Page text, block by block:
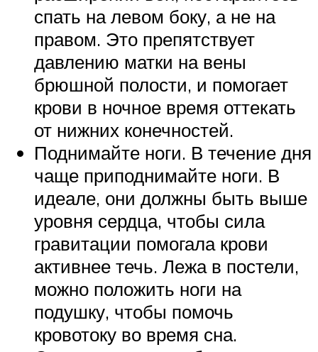
спать на левом боку, а не на
правом. Это препятствует
давлению матки на вены
брюшной полости, и помогает
крови в ночное время оттекать
от нижних конечностей.
Поднимайте ноги. В течение дня
чаще приподнимайте ноги. В
идеале, они должны быть выше
уровня сердца, чтобы сила
гравитации помогала крови
активнее течь. Лежа в постели,
можно положить ноги на
подушку, чтобы помочь
кровотоку во время сна.